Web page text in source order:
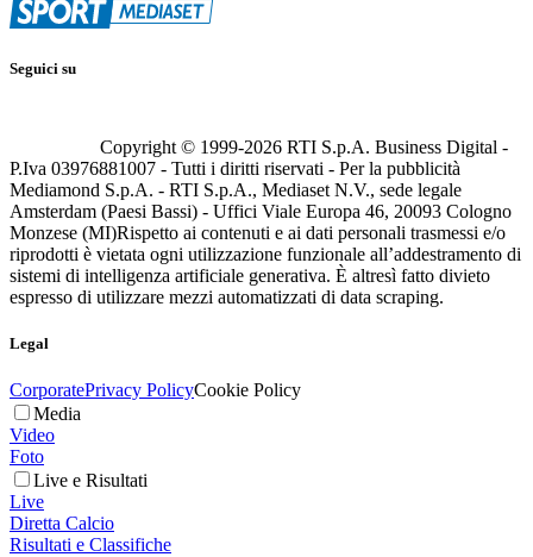
Seguici su
Copyright © 1999-2026 RTI S.p.A. Business Digital -
P.Iva 03976881007 - Tutti i diritti riservati - Per la pubblicità
Mediamond S.p.A. - RTI S.p.A., Mediaset N.V., sede legale
Amsterdam (Paesi Bassi) - Uffici Viale Europa 46, 20093 Cologno
Monzese (MI)Rispetto ai contenuti e ai dati personali trasmessi e/o
riprodotti è vietata ogni utilizzazione funzionale all’addestramento di
sistemi di intelligenza artificiale generativa. È altresì fatto divieto
espresso di utilizzare mezzi automatizzati di data scraping.
Legal
CorporatePrivacy PolicyCookie Policy
Media
Video
Foto
Live e Risultati
Live
Diretta Calcio
Risultati e Classifiche